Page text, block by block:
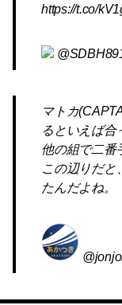
https://t.co/
マトカ
るといえば合
他の組で二番
この辺りだと
たんだよね。